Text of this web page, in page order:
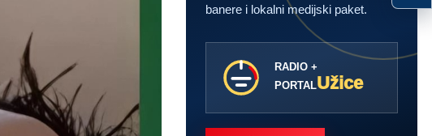
banere i lokalni medijski paket.
RADIO +
PORTALUžice